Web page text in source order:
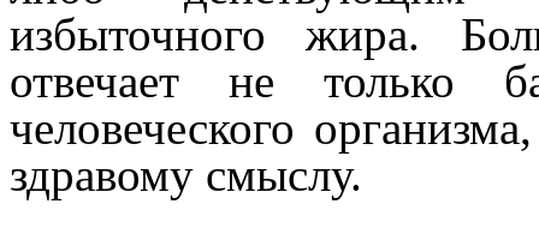
избыточного жира.
отвечает не только
человеческого
здравому смыслу.